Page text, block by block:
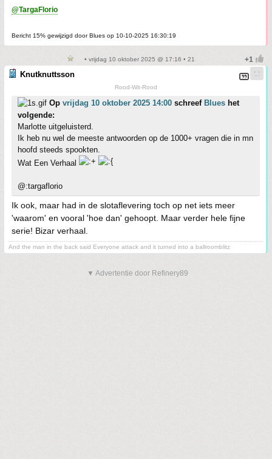
@TargaFlorio
Bericht 15% gewijzigd door Blues op 10-10-2025 16:30:19
• vrijdag 10 oktober 2025 @ 17:16 • 21
Knutknuttsson
Rood-Wit-Rood
Op vrijdag 10 oktober 2025 14:00 schreef Blues het
volgende:
Marlotte uitgeluisterd.
Ik heb nu wel de meeste antwoorden op de 1000+ vragen die in mn
hoofd steeds spookten.
Wat Een Verhaal
@:targaflorio
Ik ook, maar had in de slotaflevering toch op net iets meer
'waarom' en vooral 'hoe dan' gehoopt. Maar verder hele fijne
serie! Bizar verhaal.
And the man in the back said Everyone attack and it turned into a ballroomblitz
▼ Advertentie door Refinery89